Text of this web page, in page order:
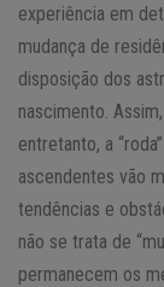
experiência em
mudança de
disposição dos
nascimento.
entretanto, a
ascendentes vão
tendências e
não se trata de
permanecem os